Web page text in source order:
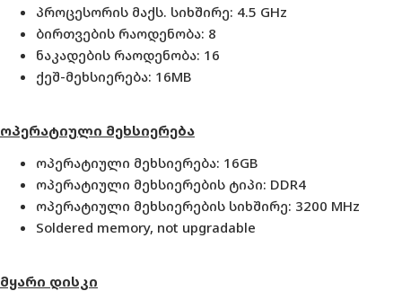
პროცესორის მაქს. სიხშირე: 4.5 GHz
ბირთვების რაოდენობა: 8
ნაკადების რაოდენობა: 16
ქეშ-მეხსიერება: 16MB
ოპერატიული მეხსიერება
ოპერატიული მეხსიერება: 16GB
ოპერატიული მეხსიერების ტიპი: DDR4
ოპერატიული მეხსიერების სიხშირე: 3200 MHz
Soldered memory, not upgradable
მყარი დისკი